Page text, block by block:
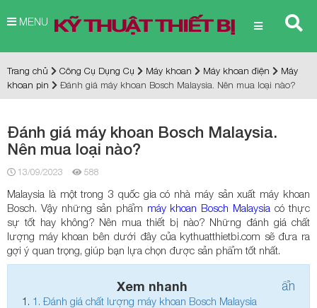
MENU
Trang chủ Công Cụ Dụng Cụ Máy khoan Máy khoan điện
Máy
khoan pin
Đánh giá máy khoan Bosch Malaysia. Nên mua loại nào?
Đánh giá máy khoan Bosch Malaysia.
Nên mua loại nào?
13/09/2023 588
Malaysia là một trong 3 quốc gia có nhà máy sản xuất máy khoan
Bosch. Vậy những sản phẩm máy khoan Bosch Malaysia có thực
sự tốt hay không? Nên mua thiết bị nào? Những đánh giá chất
lượng máy khoan bên dưới đây của kythuatthietbi.com sẽ đưa ra
gợi ý quan trọng, giúp bạn lựa chọn được sản phẩm tốt nhất.
Xem nhanh ẩn
1. Đánh giá chất lượng máy khoan Bosch Malaysia